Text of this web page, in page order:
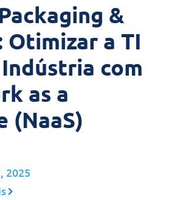
&
Otimizar a TI
com
as a
(NaaS)
2025